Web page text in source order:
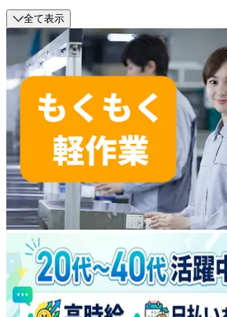
全て表示